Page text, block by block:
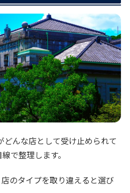
どんな店として受け止められて
で整理します。
のタイプを取り違えると選び